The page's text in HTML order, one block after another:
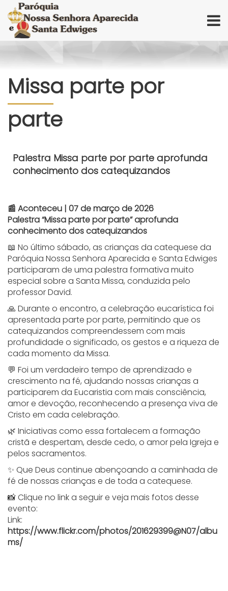
Missa parte por
parte
Palestra Missa parte por parte aprofunda
conhecimento dos catequizandos
📰 Aconteceu | 07 de março de 2026
Palestra “Missa parte por parte” aprofunda
conhecimento dos catequizandos
📖 No último sábado, as crianças da catequese da
Paróquia Nossa Senhora Aparecida e Santa Edwiges
participaram de uma palestra formativa muito
especial sobre a Santa Missa, conduzida pelo
professor David.
🙏 Durante o encontro, a celebração eucarística foi
apresentada parte por parte, permitindo que os
catequizandos compreendessem com mais
profundidade o significado, os gestos e a riqueza de
cada momento da Missa.
💬 Foi um verdadeiro tempo de aprendizado e
crescimento na fé, ajudando nossas crianças a
participarem da Eucaristia com mais consciência,
amor e devoção, reconhecendo a presença viva de
Cristo em cada celebração.
🌿 Iniciativas como essa fortalecem a formação
cristã e despertam, desde cedo, o amor pela Igreja e
pelos sacramentos.
✨ Que Deus continue abençoando a caminhada de
fé de nossas crianças e de toda a catequese.
📸 Clique no link a seguir e veja mais fotos desse
evento:
Link:
https://www.flickr.com/photos/201629399@N07/albu
ms/